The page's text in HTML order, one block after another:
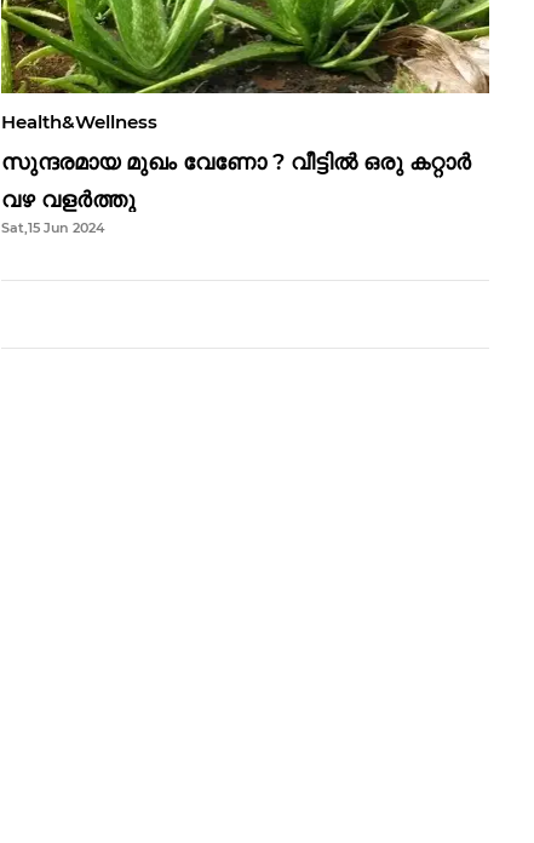
Health&Wellness
സുന്ദരമായ മുഖം വേണോ ? വീട്ടിൽ ഒരു കറ്റാർ
വഴ വളർത്തു
Sat,15 Jun 2024